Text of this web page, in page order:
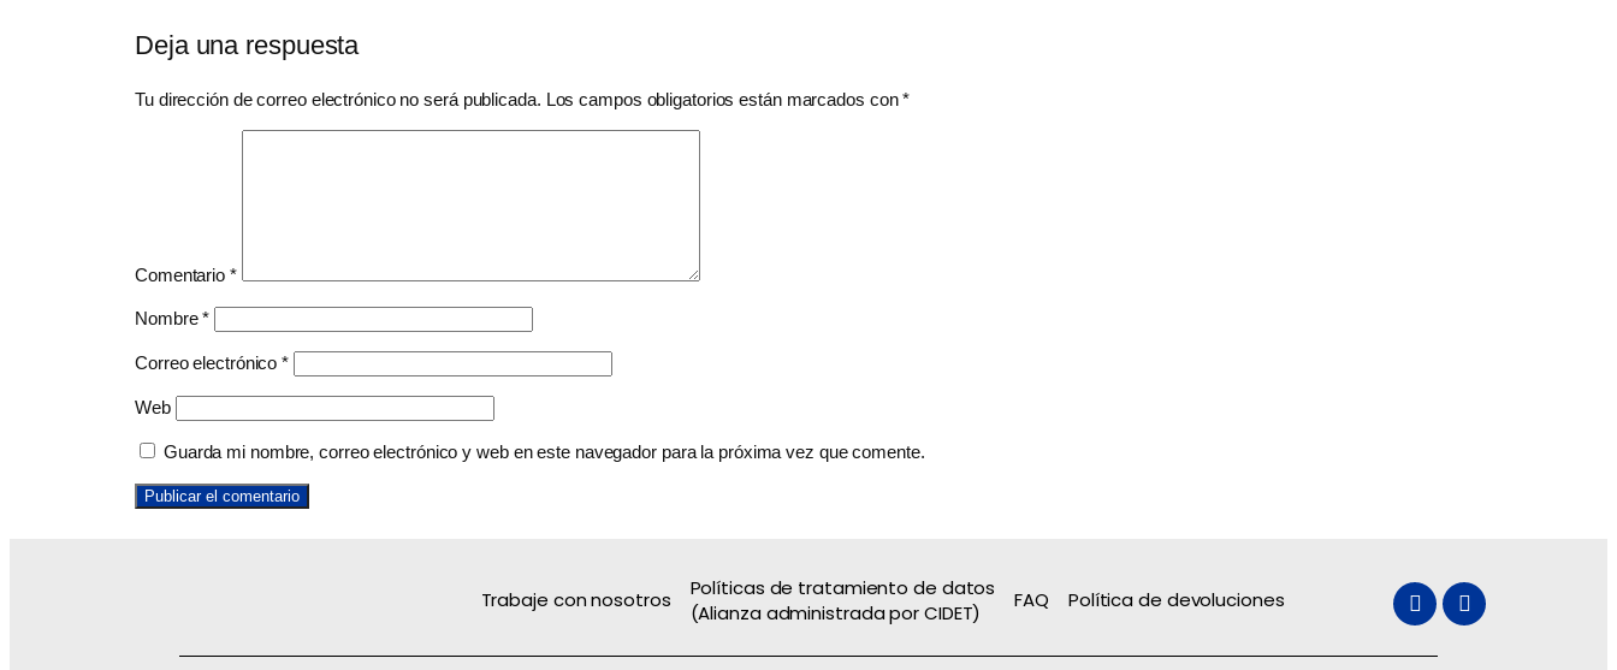
Deja una respuesta
Tu dirección de correo electrónico no será publicada. Los campos obligatorios están marcados con*
Comentario *
Nombre*
Correo electrónico*
Web
Guarda mi nombre, correo electrónico y web en este navegador para la próxima vez que comente.
Trabaje con nosotros
Políticas de tratamiento de datos
(Alianza administrada por CIDET)
FAQ Política de devoluciones